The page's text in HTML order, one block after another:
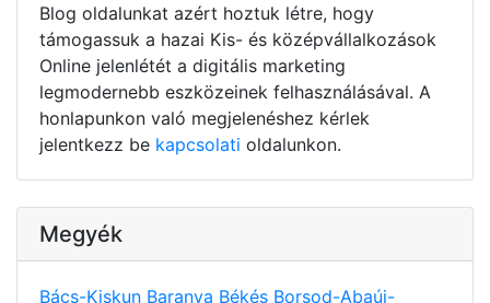
Blog oldalunkat azért hoztuk létre, hogy
támogassuk a hazai Kis- és középvállalkozások
Online jelenlétét a digitális marketing
legmodernebb eszközeinek felhasználásával. A
honlapunkon való megjelenéshez kérlek
jelentkezz be kapcsolati oldalunkon.
Megyék
Bács-Kiskun Baranya Békés Borsod-Abaúj-